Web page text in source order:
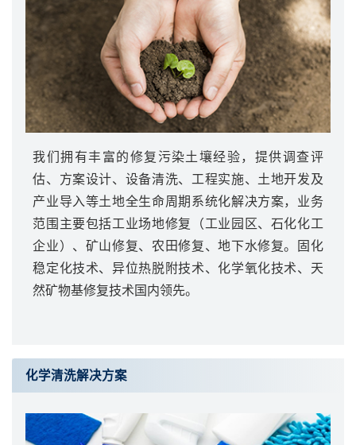
我们拥有丰富的修复污染土壤经验，提供调查评
估、方案设计、设备清洗、工程实施、土地开发及
产业导入等土地全生命周期系统化解决方案，业务
范围主要包括工业场地修复（工业园区、石化化工
企业）、矿山修复、农田修复、地下水修复。固化
稳定化技术、异位热脱附技术、化学氧化技术、天
然矿物基修复技术国内领先。
化学清洗解决方案